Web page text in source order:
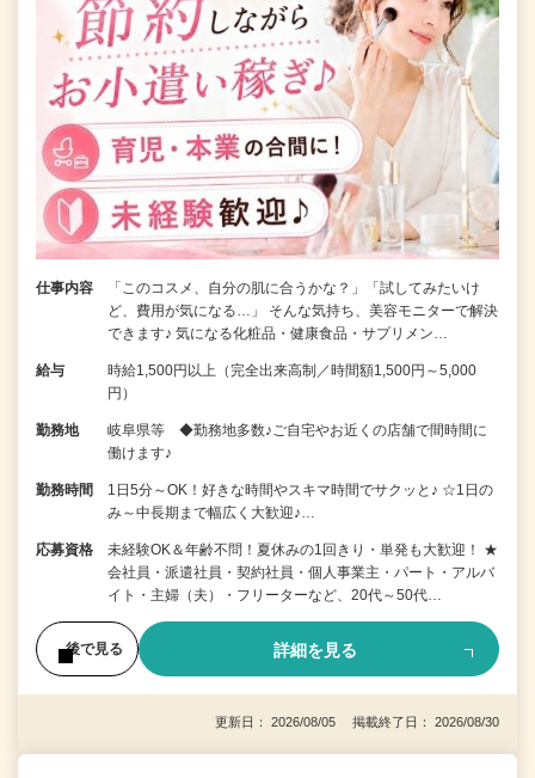
仕事内容
「このコスメ、自分の肌に合うかな？」「試してみたいけ
ど、費用が気になる…」 そんな気持ち、美容モニターで解決
できます♪ 気になる化粧品・健康食品・サプリメン…
給与
時給1,500円以上（完全出来高制／時間額1,500円～5,000
円）
勤務地
岐阜県等 ◆勤務地多数♪ご自宅やお近くの店舗で間時間に
働けます♪
勤務時間
1日5分～OK！好きな時間やスキマ時間でサクッと♪ ☆1日の
み～中長期まで幅広く大歓迎♪…
応募資格
未経験OK＆年齢不問！夏休みの1回きり・単発も大歓迎！ ★
会社員・派遣社員・契約社員・個人事業主・パート・アルバ
イト・主婦（夫）・フリーターなど、20代～50代…
後で見る 詳細を見る
更新日： 2026/08/05 掲載終了日： 2026/08/30